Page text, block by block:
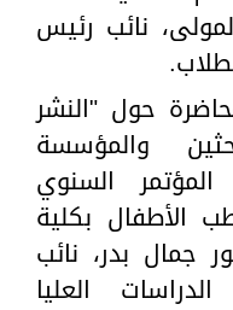
نائب رئيس
حول "النشر
والمؤسسة
السنوي
الأطفال بكلية
جمال بدر، نائب
العليا